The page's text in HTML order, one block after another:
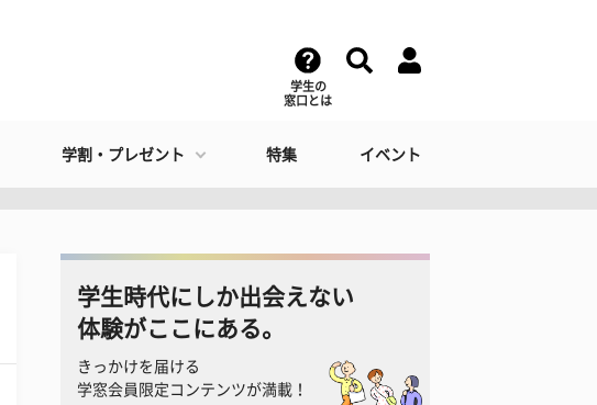
学生の
窓口とは
学割・プレゼント 特集 イベント
学生時代にしか出会えない
体験がここにある。
きっかけを届ける
学窓会員限定コンテンツが満載！